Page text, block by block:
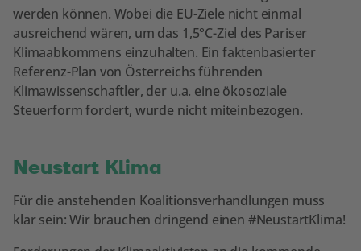
werden können. Wobei die EU-Ziele nicht einmal
ausreichend wären, um das 1,5°C-Ziel des Pariser
Klimaabkommens einzuhalten. Ein faktenbasierter
Referenz-Plan von Österreichs führenden
Klimawissenschaftler, der u.a. eine ökosoziale
Steuerform fordert, wurde nicht miteinbezogen.
Neustart Klima
Für die anstehenden Koalitionsverhandlungen muss
klar sein: Wir brauchen dringend einen #NeustartKlima!